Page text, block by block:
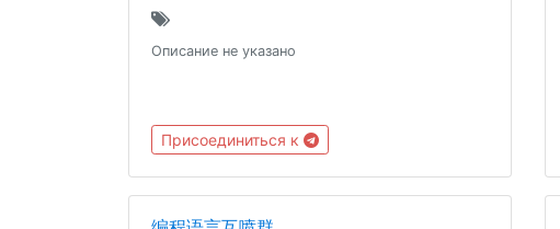
Описание не указано
Присоединиться к